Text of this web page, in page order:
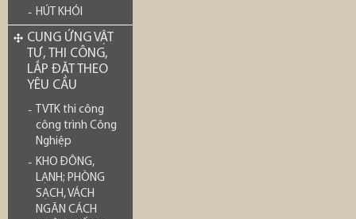
HÚT KHÓI
CUNG ỨNG VẬT
TƯ, THI CÔNG,
LẮP ĐẶT THEO
YÊU CẦU
TVTK thi công
công trình Công
Nghiệp
KHO ĐÔNG,
LẠNH; PHÒNG
SẠCH, VÁCH
NGĂN CÁCH